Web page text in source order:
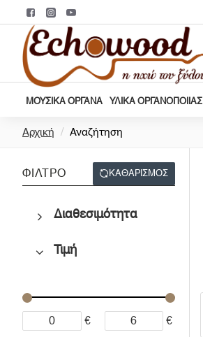
ΜΟΥΣΙΚΆ ΌΡΓΑΝΑ ΥΛΙΚΆ ΟΡΓΑΝΟΠΟΙΊΑΣ
Αρχική
e
Αναζήτηση
ΦΊΛΤΡΟ ΚΑΘΑΡΊΣΜΟΣ
Διαθεσιμότητα
Τιμή
€ €